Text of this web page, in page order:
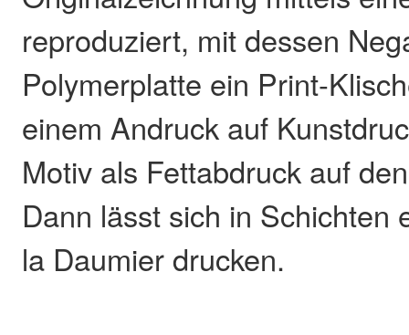
reproduziert, mit dessen
Polymerplatte ein Print-
einem Andruck auf
Motiv als Fettabdruck auf
Dann lässt sich in Schichten
la Daumier drucken.